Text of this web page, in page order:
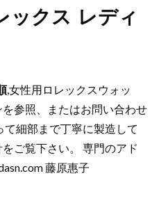
ックス レディ
,女性用ロレックスウォッ
参照、またはお問い合わせ
て細部まで丁寧に製造して
ご覧下さい。 専門のアド
藤原惠子